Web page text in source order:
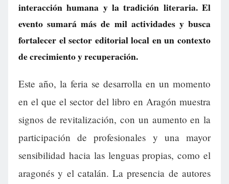
interacción humana y la tradición literaria. El
evento sumará más de mil actividades y busca
fortalecer el sector editorial local en un contexto
de crecimiento y recuperación.
Este año, la feria se desarrolla en un momento
en el que el sector del libro en Aragón muestra
signos de revitalización, con un aumento en la
participación de profesionales y una mayor
sensibilidad hacia las lenguas propias, como el
aragonés y el catalán. La presencia de autores